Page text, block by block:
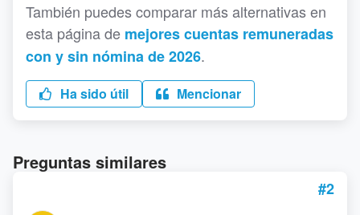
También puedes comparar más alternativas en
esta página de mejores cuentas remuneradas
con y sin nómina de 2026.
Ha sido útil Mencionar
Preguntas similares
#2